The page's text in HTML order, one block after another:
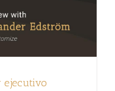
ejecutivo